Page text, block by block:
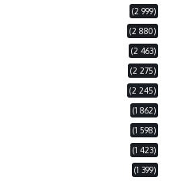
(2 999)
(2 880)
(2 463)
(2 275)
(2 245)
(1 862)
(1 598)
(1 423)
(1 399)